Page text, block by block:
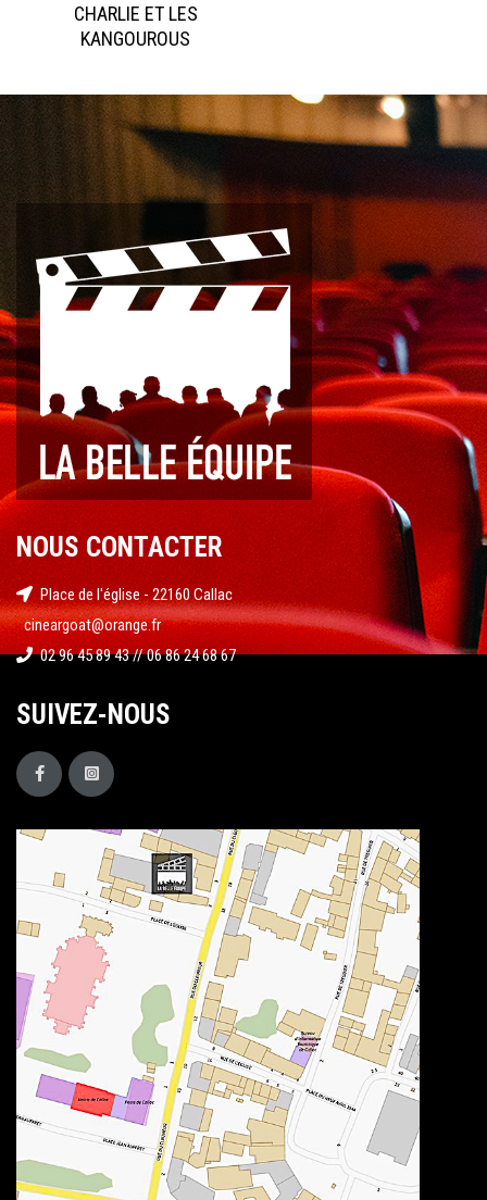
CHARLIE ET LES
KANGOUROUS
NOUS CONTACTER
Place de l'église - 22160 Callac
cineargoat@orange.fr
02 96 45 89 43 // 06 86 24 68 67
SUIVEZ-NOUS